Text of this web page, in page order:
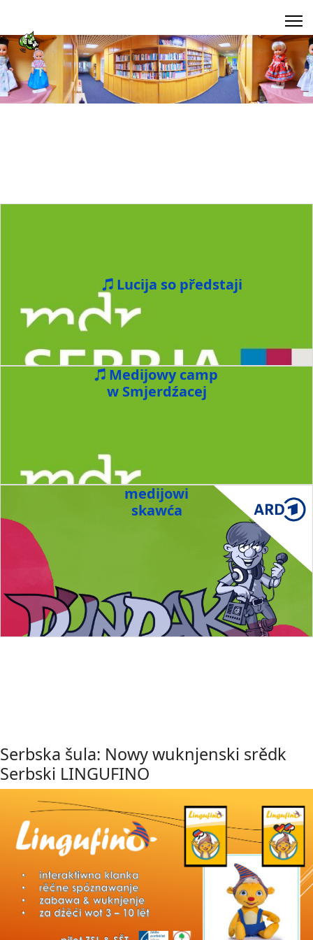
Lucija so předstaji
Medijowy camp
w Smjerdźacej
medijowi
skawća
Serbska šula: Nowy wuknjenski srědk
Serbski LINGUFINO